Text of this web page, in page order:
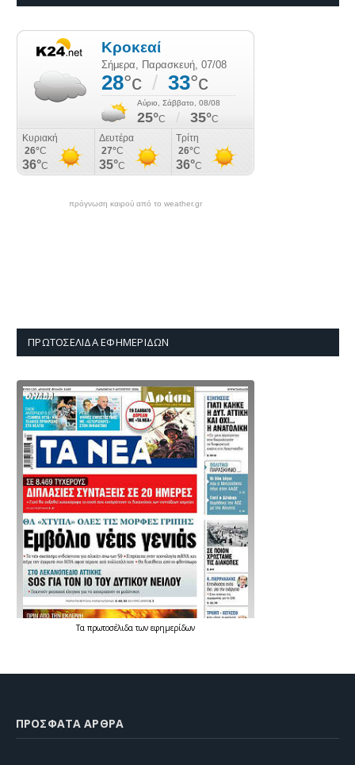
πρόγνωση καιρού από το weather.gr
ΠΡΩΤΟΣΈΛΙΔΑ ΕΦΗΜΕΡΊΔΩΝ
Τα πρωτοσέλιδατων εφημερίδων
ΠΡΌΣΦΑΤΑ ΆΡΘΡΑ